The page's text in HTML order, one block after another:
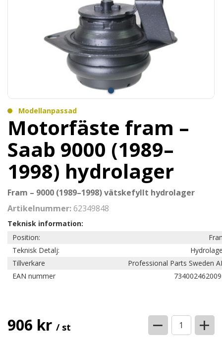
Modellanpassad
Motorfäste fram –
Saab 9000 (1989–
1998) hydrolager
Fram – 9000 (1989–1998) vätskefyllt hydrolager
Artikelnummer:62349848
Teknisk information:
Position:
Teknisk Detalj:
Tillverkare
Professional Parts Sweden
EAN nummer
906 kr / st − +